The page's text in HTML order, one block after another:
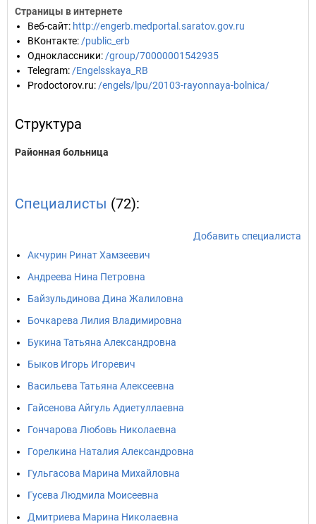
Страницы в интернете
Веб-сайт: http://engerb.medportal.saratov.gov.ru
ВКонтакте: /public_erb
Одноклассники: /group/70000001542935
Telegram: /Engelsskaya_RB
Prodoctorov.ru: /engels/lpu/20103-rayonnaya-bolnica/
Структура
Районная больница
Специалисты (72):
Добавить специалиста
Акчурин Ринат Хамзеевич
Андреева Нина Петровна
Байзульдинова Дина Жалиловна
Бочкарева Лилия Владимировна
Букина Татьяна Александровна
Быков Игорь Игоревич
Васильева Татьяна Алексеевна
Гайсенова Айгуль Адиетуллаевна
Гончарова Любовь Николаевна
Горелкина Наталия Александровна
Гульгасова Марина Михайловна
Гусева Людмила Моисеевна
Дмитриева Марина Николаевна